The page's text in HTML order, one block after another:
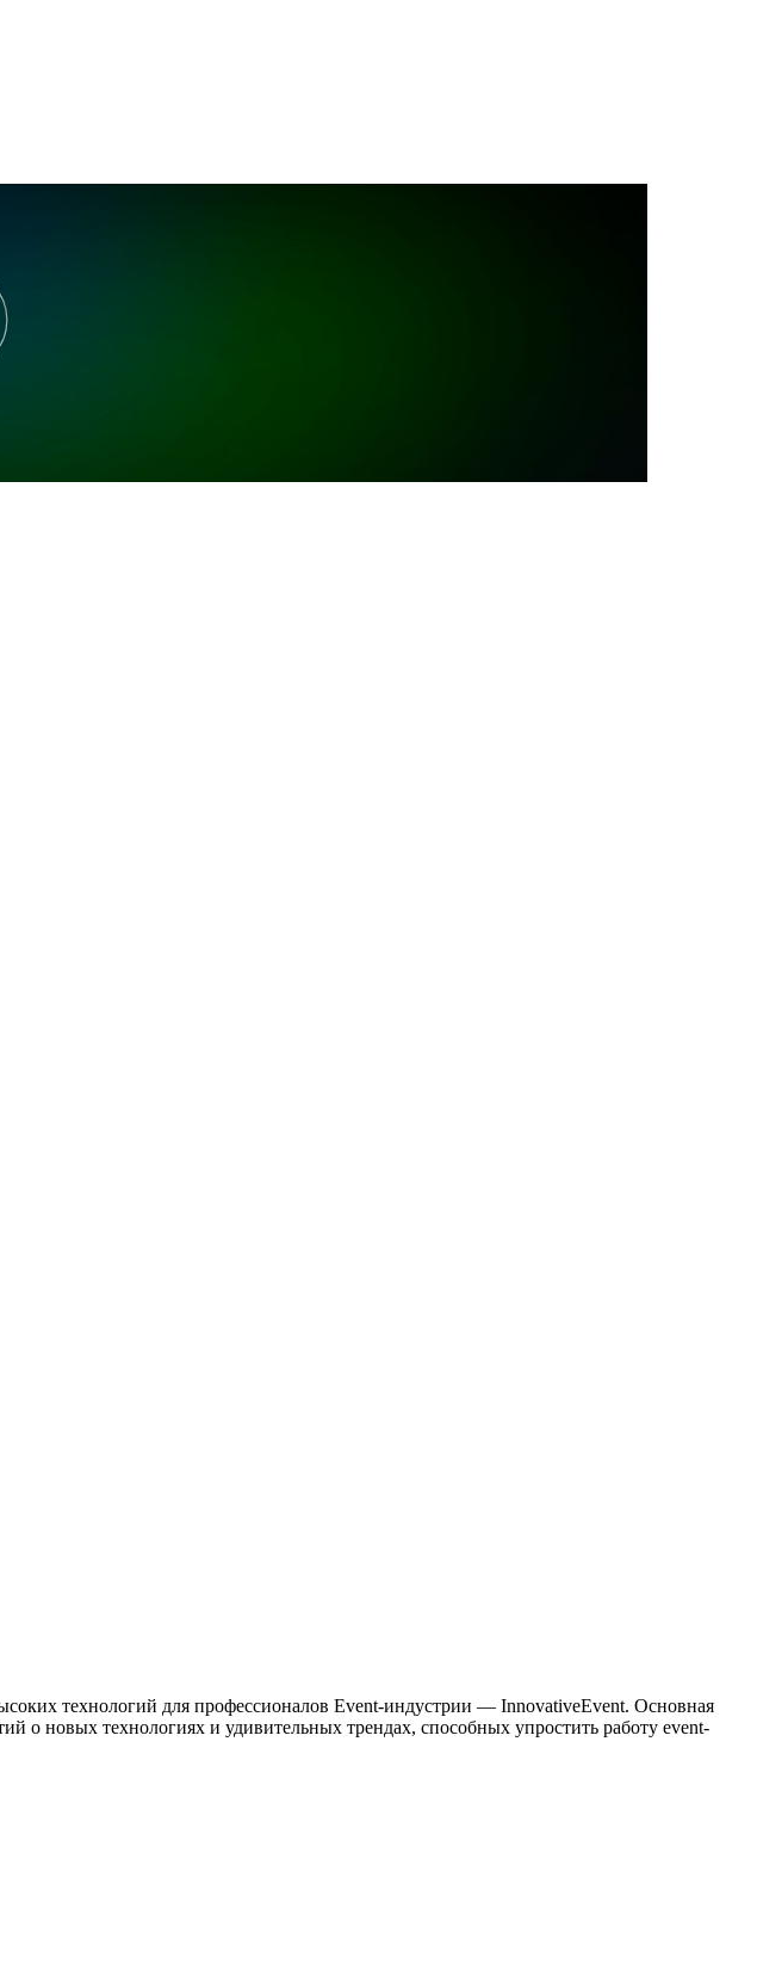
технологий для профессионалов Event-индустрии — InnovativeEvent. Основная
о новых технологиях и удивительных трендах, способных упростить работу event-